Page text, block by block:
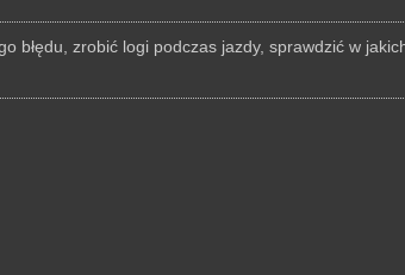
błędu, zrobić logi podczas jazdy, sprawdzić w